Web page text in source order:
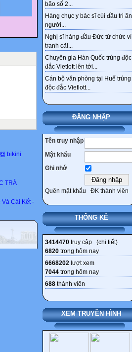
bão số 2...
Hàng chục y bác sĩ cúi đầu tri ân
người...
Nghị sĩ hàng đầu Đức từ chức vì
tranh cãi...
Chuyên gia Hàn Quốc trúng độc
đắc Vietlott lên tới...
Cán bộ văn phòng tại Huế trúng
độc đắc Vietlott...
ĐĂNG NHẬP
Tên truy nhập
Mật khẩu
Ghi nhớ
Quên mật khẩu ĐK thành viên
THỐNG KÊ
3414470 truy cập (chi tiết)
6820 trong hôm nay
6668202 lượt xem
7044 trong hôm nay
688 thành viên
XEM TRUYỀN HÌNH
bikini
TRÀ
Cái Kết -